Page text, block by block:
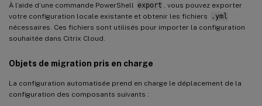
À l’aide d’une commande PowerShell export , vous pouvez exporter
votre configuration locale existante et obtenir les fichiers
.yml
nécessaires. Ces fichiers sont utilisés pour importer la configuration
souhaitée dans Citrix Cloud.
Objets de migration pris en charge
La configuration automatisée prend en charge le déplacement de la
configuration des composants suivants :